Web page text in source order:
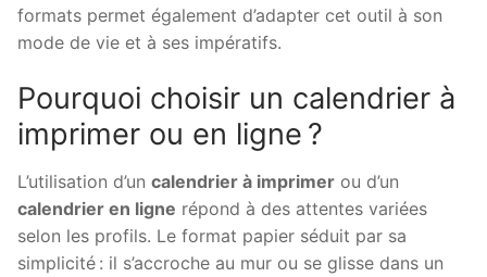
formats permet également d’adapter cet outil à son
mode de vie et à ses impératifs.
Pourquoi choisir un calendrier à
imprimer ou en ligne ?
L’utilisation d’un calendrier à imprimer ou d’un
calendrier en ligne répond à des attentes variées
selon les profils. Le format papier séduit par sa
simplicité : il s’accroche au mur ou se glisse dans un